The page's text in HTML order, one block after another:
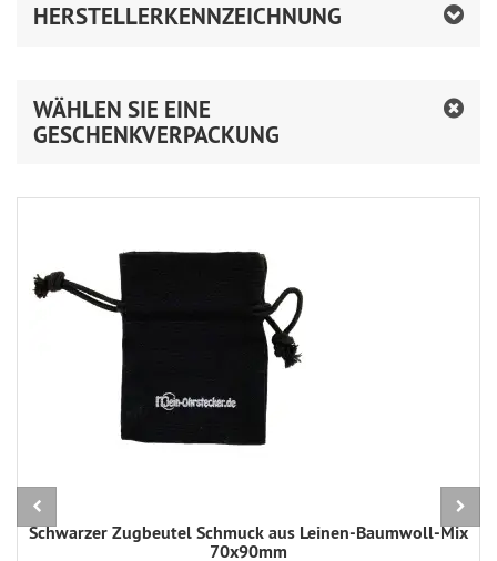
HERSTELLERKENNZEICHNUNG
WÄHLEN SIE EINE
GESCHENKVERPACKUNG
Schwarzer Zugbeutel Schmuck aus Leinen-Baumwoll-Mix
70x90mm